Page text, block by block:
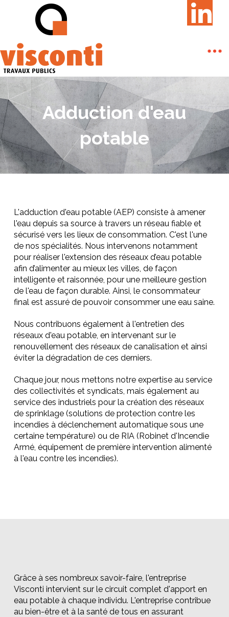
Adduction d'eau
potable
L'adduction d'eau potable (AEP) consiste à amener
l'eau depuis sa source à travers un réseau fiable et
sécurisé vers les lieux de consommation. C'est l'une
de nos spécialités. Nous intervenons notamment
pour réaliser l'extension des réseaux d’eau potable
afin d’alimenter au mieux les villes, de façon
intelligente et raisonnée, pour une meilleure gestion
de l'eau de façon durable. Ainsi, le consommateur
final est assuré de pouvoir consommer une eau saine.
Nous contribuons également à l'entretien des
réseaux d'eau potable, en intervenant sur le
renouvellement des réseaux de canalisation et ainsi
éviter la dégradation de ces derniers.
Chaque jour, nous mettons notre expertise au service
des collectivités et syndicats, mais également au
service des industriels pour la création des réseaux
de sprinklage (solutions de protection contre les
incendies à déclenchement automatique sous une
certaine température) ou de RIA (Robinet d'Incendie
Armé, équipement de première intervention alimenté
à l'eau contre les incendies).
Grâce à ses nombreux savoir-faire, l'entreprise
Visconti intervient sur le circuit complet d'apport en
eau potable à chaque individu. L'entreprise contribue
au bien-être et à la santé de tous en assurant